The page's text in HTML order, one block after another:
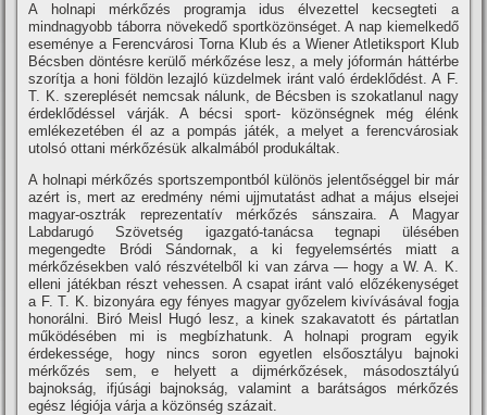
A holnapi mérkőzés programja idus élvezettel kecsegteti a
mindnagyobb táborra növekedő sportközönséget. A nap kiemelkedő
eseménye a Ferencvárosi Torna Klub és a Wiener Atletiksport Klub
Bécsben döntésre kerülő mérkőzése lesz, a mely jóformán háttérbe
szorí­tja a honi földön lezajló küzdelmek iránt való érdeklődést. A F.
T. K. szereplését nemcsak nálunk, de Bécsben is szokatlanul nagy
érdeklődéssel várják. A bécsi sport- közönségnek még élénk
emlékezetében él az a pompás játék, a melyet a ferencvárosiak
utolsó ottani mérkőzésük alkalmából produkáltak.
A holnapi mérkőzés sportszempontból különös jelentőséggel bir már
azért is, mert az eredmény némi ujjmutatást adhat a május elsejei
magyar-osztrák reprezentatí­v mérkőzés sánszaira. A Magyar
Labdarugó Szövetség igazgató-tanácsa tegnapi ülésében
megengedte Bródi Sándornak, a ki fegyelemsértés miatt a
mérkőzésekben való részvételből ki van zárva — hogy a W. A. K.
elleni játékban részt vehessen. A csapat iránt való előzékenységet
a F. T. K. bizonyára egy fényes magyar győzelem kiví­vásával fogja
honorálni. Biró Meisl Hugó lesz, a kinek szakavatott és pártatlan
működésében mi is megbí­zhatunk. A holnapi program egyik
érdekessége, hogy nincs soron egyetlen elsőosztályu bajnoki
mérkőzés sem, e helyett a dijmérkőzések, másodosztályú
bajnokság, ifjúsági bajnokság, valamint a barátságos mérkőzés
egész légiója várja a közönség százait.